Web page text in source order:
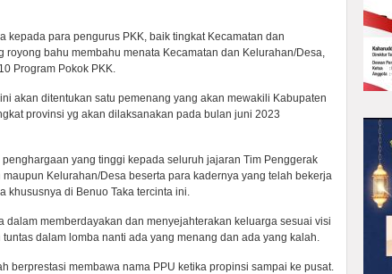
kepada para pengurus PKK, baik tingkat Kecamatan dan
royong bahu membahu menata Kecamatan dan Kelurahan/Desa,
Program Pokok PKK.
akan ditentukan satu pemenang yang akan mewakili Kabupaten
provinsi yg akan dilaksanakan pada bulan juni 2023
yang tinggi kepada seluruh jajaran Tim Penggerak
maupun Kelurahan/Desa beserta para kadernya yang telah bekerja
khususnya di Benuo Taka tercinta ini.
dalam memberdayakan dan menyejahterakan keluarga sesuai visi
dalam lomba nanti ada yang menang dan ada yang kalah.
berprestasi membawa nama PPU ketika propinsi sampai ke pusat.